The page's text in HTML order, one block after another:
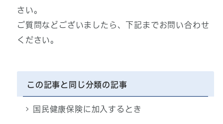
さい。
ご質問などございましたら、下記までお問い合わせ
ください。
この記事と同じ分類の記事
国民健康保険に加入するとき